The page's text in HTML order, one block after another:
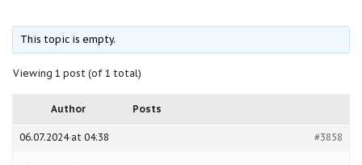
This topic is empty.
Viewing 1 post (of 1 total)
Author Posts
06.07.2024 at 04:38 #3858